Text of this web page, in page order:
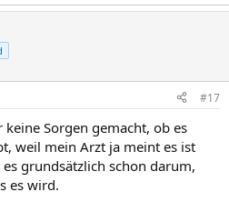
#17
Sorgen gemacht, ob es
weil mein Arzt ja meint es ist
grundsätzlich schon darum,
es wird.